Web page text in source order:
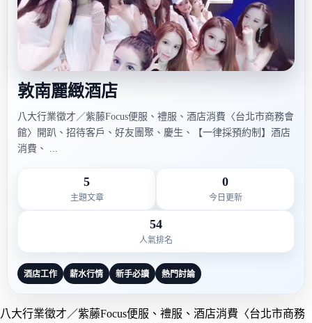
敦南麗緻酒店
八大行業徵才／紫藤Focus便服、禮服、酒店消費〈台北市商務會
館〉開趴、招待客戶、好友團聚、慶生、【一律採預約制】酒店
消費、 ...
5
主題文章
0
今日更新
54
人氣排名
酒店工作 薪水行情 新手必讀 熱門討論
八大行業徵才／紫藤Focus便服、禮服、酒店消費〈台北市商務